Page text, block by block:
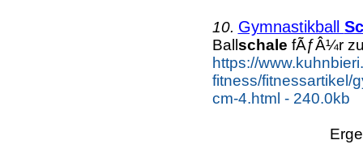
10. Gymnastikball
Ball schale fÃƒÂ¼r
https://
fitness/fitnessartikel/
cm-4.html - 240.0kb